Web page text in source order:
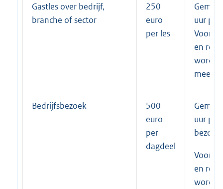
Gastles over bedrijf,
branche of sector
250
euro
per les
uur per
en
Bedrijfsbezoek
500
euro
per
dagdeel
uur per
bezoek.
en